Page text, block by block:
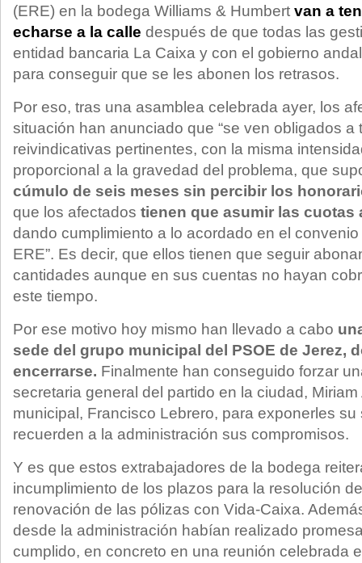
(ERE) en la bodega Williams & Humbert van a
echarse a la calle después de que todas las
entidad bancaria La Caixa y con el gobierno
para conseguir que se les abonen los retrasos.
Por eso, tras una asamblea celebrada ayer, los
situación han anunciado que “se ven obligados a
reivindicativas pertinentes, con la misma
proporcional a la gravedad del problema, que
cúmulo de seis meses sin percibir los
que los afectados tienen que asumir las cuotas
dando cumplimiento a lo acordado en el
ERE”. Es decir, que ellos tienen que seguir
cantidades aunque en sus cuentas no hayan
este tiempo.
Por ese motivo hoy mismo han llevado a cabo
sede del grupo municipal del PSOE de Jerez,
encerrarse. Finalmente han conseguido forzar
secretaria general del partido en la ciudad,
municipal, Francisco Lebrero, para exponerles
recuerden a la administración sus compromisos.
Y es que estos extrabajadores de la bodega
incumplimiento de los plazos para la resolución
renovación de las pólizas con Vida-Caixa.
desde la administración habían realizado
cumplido, en concreto en una reunión celebrada